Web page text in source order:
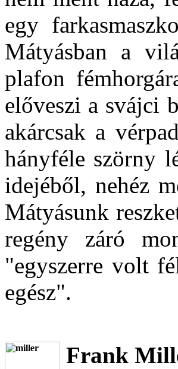
egy
Mátyásban a
plafon
előveszi a svájci
akárcsak a
hányféle szörny
idejéből, nehéz
Mátyásunk
regény záró
"egyszerre volt
egész".
Frank